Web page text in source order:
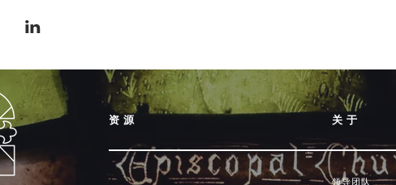
关于
领导团队
资源